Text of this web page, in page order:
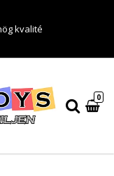
kvalité
0